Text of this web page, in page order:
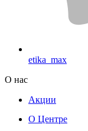
etika_max
О нас
Акции
О Центре